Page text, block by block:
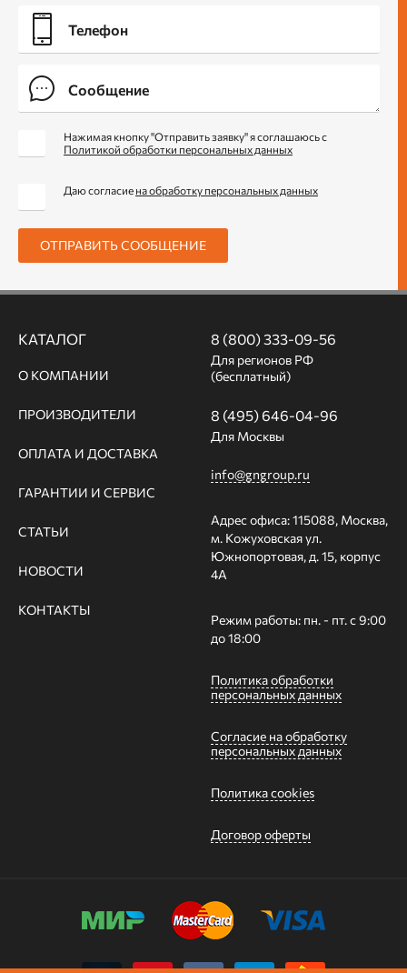
Нажимая кнопку "Отправить заявку" я соглашаюсь с
Политикой обработки персональных данных
Даю согласие на обработку персональных данных
ОТПРАВИТЬ СООБЩЕНИЕ
КАТАЛОГ
О КОМПАНИИ
ПРОИЗВОДИТЕЛИ
ОПЛАТА И ДОСТАВКА
ГАРАНТИИ И СЕРВИС
СТАТЬИ
НОВОСТИ
КОНТАКТЫ
8 (800) 333-09-56
Для регионов РФ
(бесплатный)
8 (495) 646-04-96
Для Москвы
info@gngroup.ru
Адрес офиса: 115088, Москва,
м. Кожуховская ул.
Южнопортовая, д. 15, корпус
4А
Режим работы: пн. - пт. с 9:00
до 18:00
Политика обработки
персональных данных
Согласие на обработку
персональных данных
Политика cookies
Договор оферты